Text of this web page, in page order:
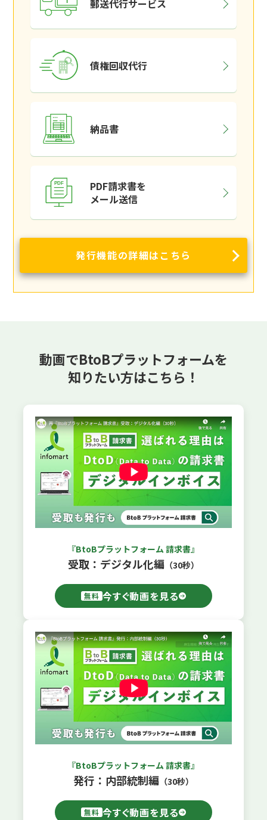
郵送代行サービス
債権回収代行
納品書
PDF請求書を
メール送信
発行機能の詳細はこちら
動画でBtoBプラットフォームを
知りたい方はこちら！
『BtoBプラットフォーム 請求書』
受取：デジタル化編 （30秒）
無料 今すぐ動画を見る
『BtoBプラットフォーム 請求書』
発行：内部統制編（30秒）
無料 今すぐ動画を見る